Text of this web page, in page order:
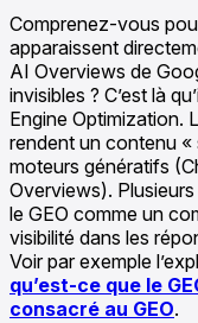
Comprenez-vous
apparaissent
AI Overviews de
invisibles ? C’est là
Engine Optimization.
rendent un contenu
moteurs génératifs
Overviews).
le GEO comme un
visibilité dans les
Voir par exemple
qu’est-ce que le
consacré au GEO.